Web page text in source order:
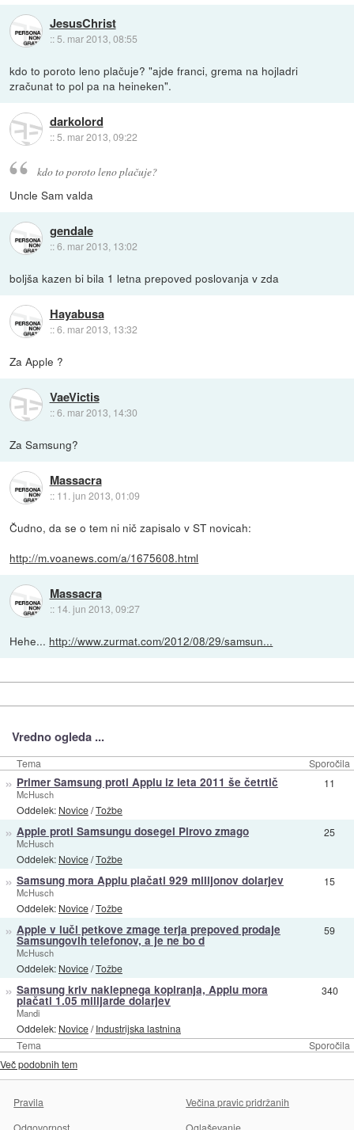
JesusChrist
:: 5. mar 2013, 08:55
kdo to poroto leno plačuje? "ajde franci, grema na hojladri
zračunat to pol pa na heineken".
darkolord
::5. mar 2013, 09:22
kdo to poroto leno plačuje?
Uncle Sam valda
gendale
::6. mar 2013, 13:02
boljša kazen bi bila 1 letna prepoved poslovanja v zda
Hayabusa
::6. mar 2013, 13:32
Za Apple ?
VaeVictis
::6. mar 2013, 14:30
Za Samsung?
Massacra
:: 11. jun 2013, 01:09
Čudno, da se o tem ni nič zapisalo v ST novicah:
http://m.voanews.com/a/1675608.html
Massacra
:: 14. jun 2013, 09:27
Hehe... http://www.zurmat.com/2012/08/29/samsun...
Vredno ogleda ...
Tema Sporočila
Tema Sporočila
» Primer Samsung proti Applu iz leta 2011 še četrtič
McHusch
Oddelek: Novice/Tožbe
11
» Apple proti Samsungu dosegel Pirovo zmago
McHusch
Oddelek: Novice/Tožbe
25
» Samsung mora Applu plačati 929 milijonov dolarjev
McHusch
Oddelek: Novice/Tožbe
15
» Apple v luči petkove zmage terja prepoved prodaje
Samsungovih telefonov, a je ne bo d
McHusch
Oddelek: Novice/Tožbe
59
» Samsung kriv naklepnega kopiranja, Applu mora
plačati 1.05 milijarde dolarjev
Mandi
Oddelek: Novice/Industrijska lastnina
340
Več podobnih tem
Pravila
Večina pravic pridržanih
Odgovornost
Oglaševanje